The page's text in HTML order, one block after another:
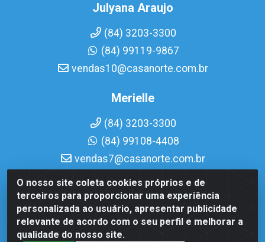
O nosso site coleta cookies próprios e de
terceiros para proporcionar uma experiência
personalizada ao usuário, apresentar publicidade
relevante de acordo com o seu perfil e melhorar a
qualidade do nosso site.
Julyana Araujo
(84) 3203-3300
(84) 99119-9867
vendas10@casanorte.com.br
Merielle
(84) 3203-3300
(84) 99108-4408
vendas7@casanorte.com.br
Casa Norte LTDA - Av. Interventor Mário Câmara, 1815 -
Dix-Sept Rosado, Natal/RN - CEP 59054-600 - CNPJ
08.713.513/0001-51